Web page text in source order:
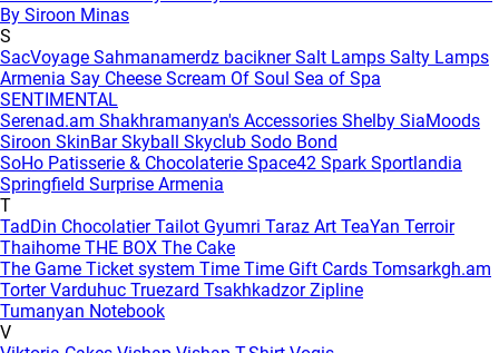
By Siroon Minas
S
SacVoyage Sahmanamerdz baciknerSalt Lamps Salty Lamps
Armenia Say Cheese Scream Of Soul Sea of Spa
SENTIMENTAL
Serenad.am Shakhramanyan's Accessories Shelby SiaMoods
Siroon SkinBarSkyball Skyclub Sodo Bond
SoHo Patisserie & Chocolaterie Space42 Spark Sportlandia
Springfield Surprise Armenia
T
TadDin ChocolatierTailot Gyumri Taraz Art TeaYan Terroir
Thaihome THE BOX The Cake
The Game Ticket system Time Time Gift Cards Tomsarkgh.am
Torter Varduhuc Truezard Tsakhkadzor Zipline
Tumanyan Notebook
V